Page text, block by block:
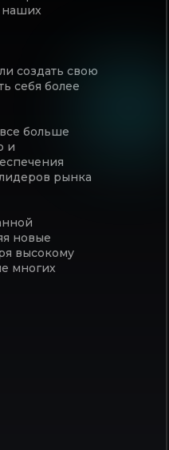
наших
создать свою
себя более
больше
и
рынка
новые
высокому
многих